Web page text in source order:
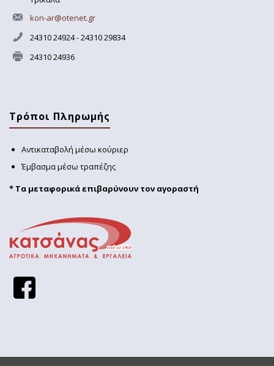
kon-ar@otenet.gr
24310 24924 - 24310 29834
24310 24936
Τρόποι Πληρωμής
Αντικαταβολή μέσω κούριερ
Έμβασμα μέσω τραπέζης
* Τα μεταφορικά επιβαρύνουν τον αγοραστή